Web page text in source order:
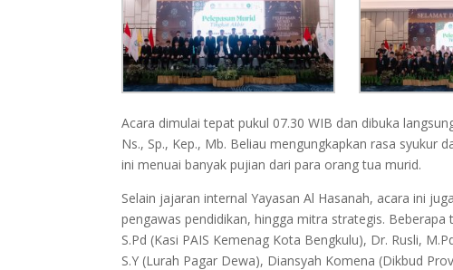
Acara dimulai tepat pukul 07.30 WIB dan dibuka
Ns., Sp., Kep., Mb. Beliau mengungkapkan rasa syukur
ini menuai banyak pujian dari para orang tua murid.
Selain jajaran internal Yayasan Al Hasanah, acara ini
pengawas pendidikan, hingga mitra strategis.
S.Pd (Kasi PAIS Kemenag Kota Bengkulu), Dr. Rusli,
S.Y (Lurah Pagar Dewa), Diansyah Komena (Dikbud